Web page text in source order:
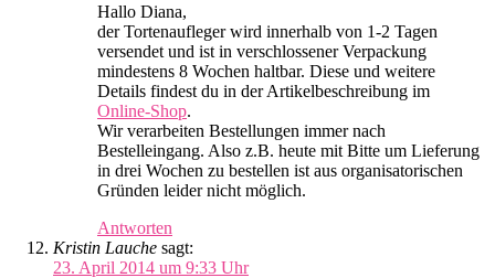
Hallo Diana,
der Tortenaufleger wird innerhalb von 1-2 Tagen
versendet und ist in verschlossener Verpackung
mindestens 8 Wochen haltbar. Diese und weitere
Details findest du in der Artikelbeschreibung im
Online-Shop.
Wir verarbeiten Bestellungen immer nach
Bestelleingang. Also z.B. heute mit Bitte um Lieferung
in drei Wochen zu bestellen ist aus organisatorischen
Gründen leider nicht möglich.
Antworten
Kristin Lauche sagt:
23. April 2014 um 9:33 Uhr